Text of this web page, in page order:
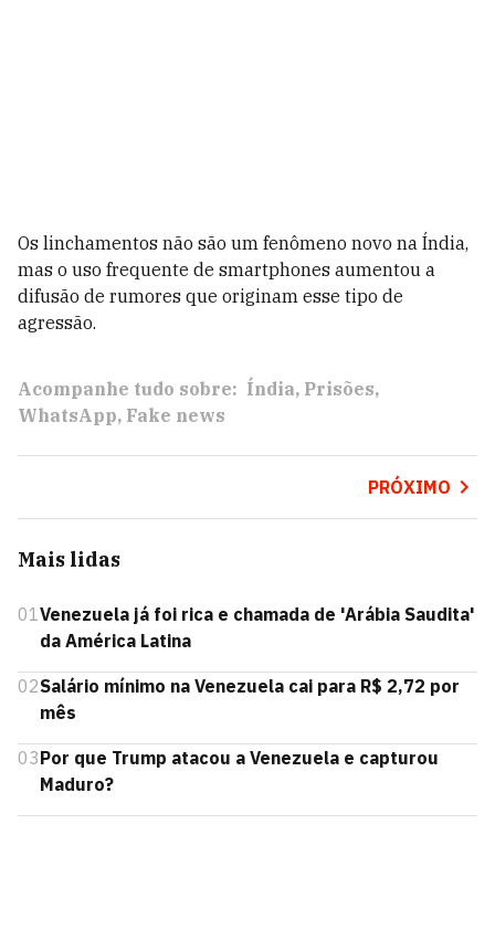
Os linchamentos não são um fenômeno novo na Índia,
mas o uso frequente de smartphones aumentou a
difusão de rumores que originam esse tipo de
agressão.
Acompanhe tudo sobre: Índia Prisões
WhatsApp Fake news
PRÓXIMO
Mais lidas
01Venezuela já foi rica e chamada de 'Arábia Saudita'
da América Latina
02Salário mínimo na Venezuela cai para R$ 2,72 por
mês
03Por que Trump atacou a Venezuela e capturou
Maduro?